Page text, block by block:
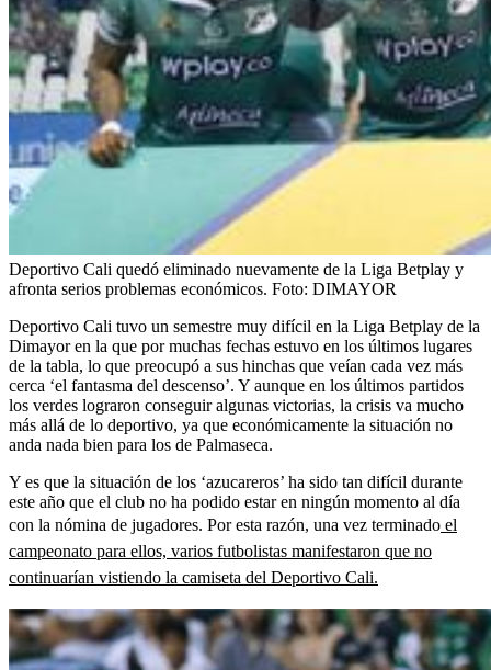
Deportivo Cali quedó eliminado nuevamente de la Liga Betplay y
afronta serios problemas económicos. Foto: DIMAYOR
Deportivo Cali tuvo un semestre muy difícil en la Liga Betplay de la
Dimayor en la que por muchas fechas estuvo en los últimos lugares
de la tabla, lo que preocupó a sus hinchas que veían cada vez más
cerca ‘el fantasma del descenso’. Y aunque en los últimos partidos
los verdes lograron conseguir algunas victorias, la crisis va mucho
más allá de lo deportivo, ya que económicamente la situación no
anda nada bien para los de Palmaseca.
Y es que la situación de los ‘azucareros’ ha sido tan difícil durante
este año que el club no ha podido estar en ningún momento al día
con la nómina de jugadores. Por esta razón, una vez terminado el
campeonato para ellos, varios futbolistas manifestaron que no
continuarían vistiendo la camiseta del Deportivo Cali.